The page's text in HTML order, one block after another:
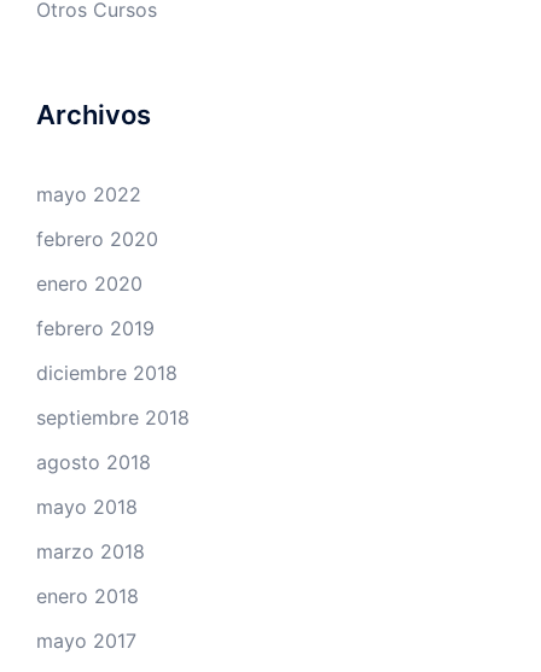
Otros Cursos
Archivos
mayo 2022
febrero 2020
enero 2020
febrero 2019
diciembre 2018
septiembre 2018
agosto 2018
mayo 2018
marzo 2018
enero 2018
mayo 2017